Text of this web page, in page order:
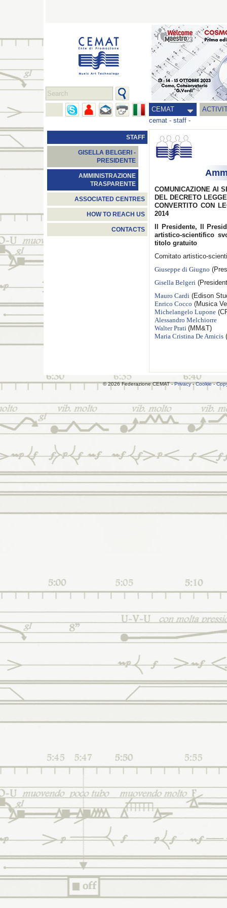
CEMAT
cemat - staff -
STAFF
GISELLA BELGERI -
PRESIDENTE
AMMINISTRAZIONE
TRASPARENTE
ASSOCIATED CENTRES
HOW TO REACH US
CONTACTS
COMUNICAZIONE AI
DEL DECRETO
CONVERTITO CON
2014
Il Presidente, Il
artistico-scientifico
titolo gratuito
Comitato artistico-
Giuseppe di Giugno
Gisella Belgeri
Mauro Cardi (Edison
Enrico Cocco (Musica
Michelangelo Lupone
Alessandro Melchiorre
Walter Prati (MM&T)
Maria Cristina De Amicis
© 2026 Federazione CEMAT -Privacy-Cookie-